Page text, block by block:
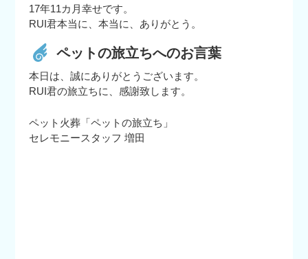
17年11カ月幸せです。
RUI君本当に、本当に、ありがとう。
ペットの旅立ちへのお言葉
本日は、誠にありがとうございます。
RUI君の旅立ちに、感謝致します。
ペット火葬「ペットの旅立ち」
セレモニースタッフ 増田